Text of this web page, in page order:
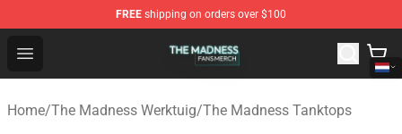
FREE shipping on orders over $100
Open menu
The Madness Shop - Official The Madness Merchandise
Home/The Madness Werktuig/The Madness Tanktops